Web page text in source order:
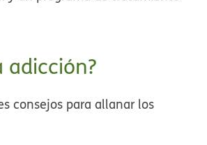
adicción?
consejos para allanar los